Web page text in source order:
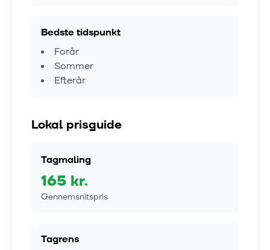
Bedste tidspunkt
Forår
Sommer
Efterår
Lokal prisguide
Tagmaling
165 kr.
Gennemsnitspris
Tagrens